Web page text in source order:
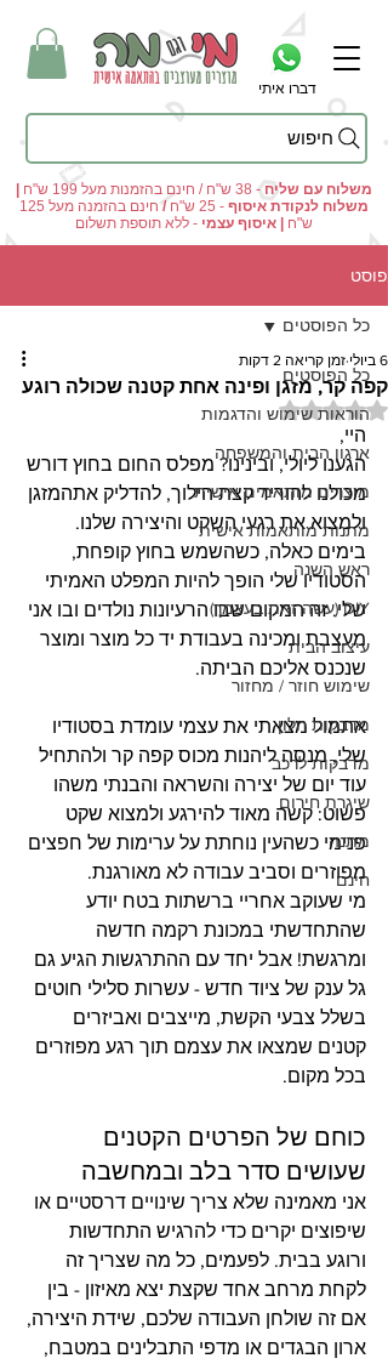
דברו איתי
חיפוש
משלוח עם שליח - 38 ש"ח / חינם בהזמנות מעל 199 ש"ח
|
משלוח לנקודת איסוף - 25 ש"ח /
חינם בהזמנה מעל 125
ש"ח | איסוף עצמי - ללא תוספת תשלום
פוסט
כל הפוסטים
הוראות שימוש והדגמות
ארגון הבית והמשפחה
מוצרים מותאמים אישית
מתנות מותאמות אישית
ראש השנה
DIY (עשה זאת בעצמך)
עיצוב הבית
שימוש חוזר / מחזור
מדבקות חלון
מדבקות לרכב
שיגרת חירום
מתנה
חינם
כל הפוסטים
קפה קר, מזגן ופינה אחת קטנה שכולה רוגע
6 ביולי זמן קריאה 2 דקות
דירוג של NaN מתוך 5 כוכבים
היי,
הגענו ליולי, ובינינו? מפלס החום בחוץ דורש
מכולנו להוריד קצת הילוך, להדליק אתהמזגן
ולמצוא את רגעי השקט והיצירה שלנו.
בימים כאלה, כשהשמש בחוץ קופחת,
הסטודיו שלי הופך להיות המפלט האמיתי
שלי. זה המקום שבו הרעיונות נולדים ובו אני
מעצבת ומכינה בעבודת יד כל מוצר ומוצר
שנכנס אליכם הביתה.
אתמול מצאתי את עצמי עומדת בסטודיו
שלי, מנסה ליהנות מכוס קפה קר ולהתחיל
עוד יום של יצירה והשראה והבנתי משהו
פשוט: קשה מאוד להירגע ולמצוא שקט
פנימי כשהעין נוחתת על ערימות של חפצים
מפוזרים וסביב עבודה לא מאורגנת.
מי שעוקב אחריי ברשתות בטח יודע
שהתחדשתי במכונת רקמה חדשה
ומרגשת! אבל יחד עם ההתרגשות הגיע גם
גל ענק של ציוד חדש - עשרות סלילי חוטים
בשלל צבעי הקשת, מייצבים ואביזרים
קטנים שמצאו את עצמם תוך רגע מפוזרים
בכל מקום.
כוחם של הפרטים הקטנים
שעושים סדר בלב ובמחשבה
אני מאמינה שלא צריך שינויים דרסטיים או
שיפוצים יקרים כדי להרגיש התחדשות
ורוגע בבית. לפעמים, כל מה שצריך זה
לקחת מרחב אחד שקצת יצא מאיזון - בין
אם זה שולחן העבודה שלכם, שידת היצירה,
ארון הבגדים או מדפי התבלינים במטבח,